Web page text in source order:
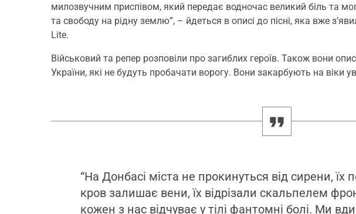
милозвучним приспівом, який передає водночас великий біль та
та свободу на рідну землю”, – йдеться в описі до пісні, яка вже
Lite.
Військовий та репер розповіли про загиблих героїв. Також вони
України, які не будуть пробачати ворогу. Вони закарбують на віки
“На Донбасі міста не прокинуться від сирени,
кров залишає вени, їх відрізали скальпелем
кожен з нас відчуває у тілі фантомні болі. Ми